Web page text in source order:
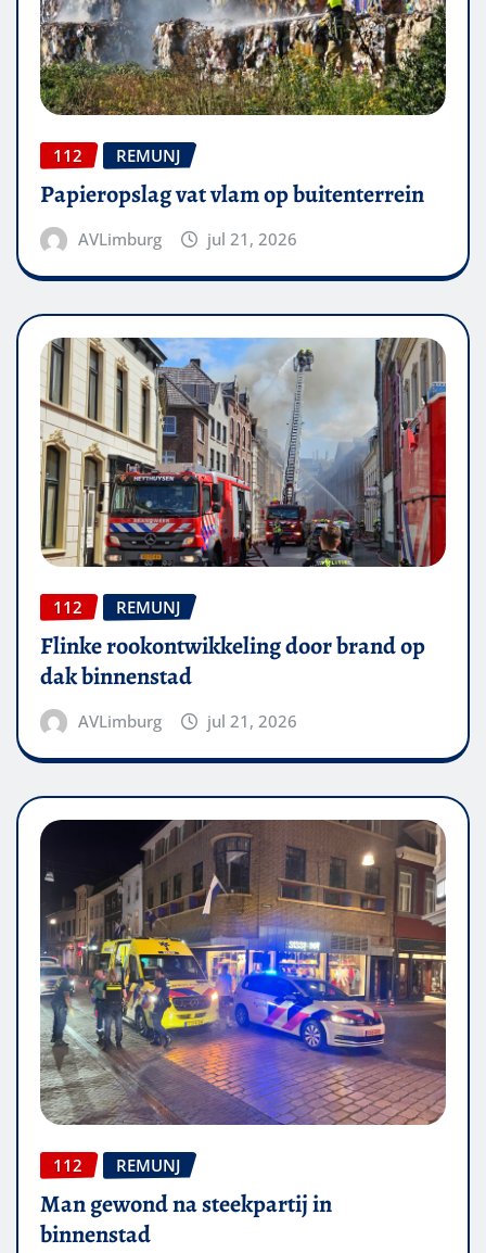
112 REMUNJ
Papieropslag vat vlam op buitenterrein
AVLimburg jul 21, 2026
112 REMUNJ
Flinke rookontwikkeling door brand op
dak binnenstad
AVLimburg jul 21, 2026
112 REMUNJ
Man gewond na steekpartij in
binnenstad